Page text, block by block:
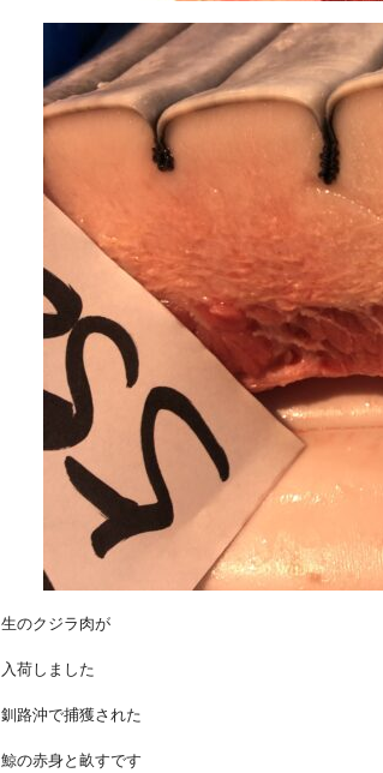
生のクジラ肉が
入荷しました
釧路沖で捕獲された
鯨の赤身と畝すです